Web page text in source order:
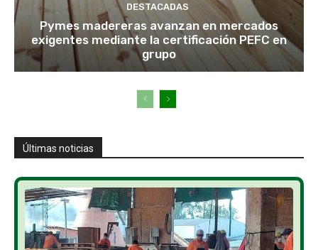
DESTACADAS
Pymes madereras avanzan en mercados
exigentes mediante la certificación PEFC en
grupo
Últimas noticias